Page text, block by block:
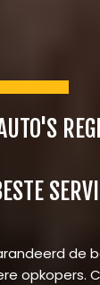
de
opkopers.